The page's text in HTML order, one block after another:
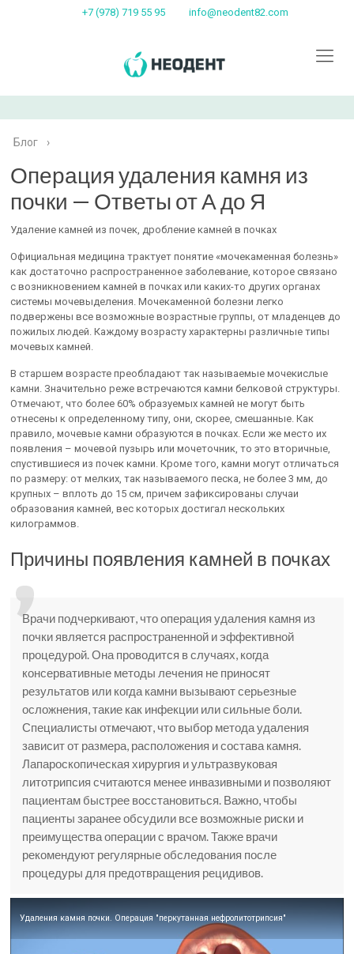
+7 (978) 719 55 95 info@neodent82.com
Блог ›
Операция удаления камня из
почки — Ответы от А до Я
Удаление камней из почек, дробление камней в почках
Официальная медицина трактует понятие «мочекаменная болезнь»
как достаточно распространенное заболевание, которое связано
с возникновением камней в почках или каких-то других органах
системы мочевыделения. Мочекаменной болезни легко
подвержены все возможные возрастные группы, от младенцев до
пожилых людей. Каждому возрасту характерны различные типы
мочевых камней.
В старшем возрасте преобладают так называемые мочекислые
камни. Значительно реже встречаются камни белковой структуры.
Отмечают, что более 60% образуемых камней не могут быть
отнесены к определенному типу, они, скорее, смешанные. Как
правило, мочевые камни образуются в почках. Если же место их
появления – мочевой пузырь или мочеточник, то это вторичные,
спустившиеся из почек камни. Кроме того, камни могут отличаться
по размеру: от мелких, так называемого песка, не более 3 мм, до
крупных – вплоть до 15 см, причем зафиксированы случаи
образования камней, вес которых достигал нескольких
килограммов.
Причины появления камней в почках
Врачи подчеркивают, что операция удаления камня из
почки является распространенной и эффективной
процедурой. Она проводится в случаях, когда
консервативные методы лечения не приносят
результатов или когда камни вызывают серьезные
осложнения, такие как инфекции или сильные боли.
Специалисты отмечают, что выбор метода удаления
зависит от размера, расположения и состава камня.
Лапароскопическая хирургия и ультразвуковая
литотрипсия считаются менее инвазивными и позволяют
пациентам быстрее восстановиться. Важно, чтобы
пациенты заранее обсудили все возможные риски и
преимущества операции с врачом. Также врачи
рекомендуют регулярные обследования после
процедуры для предотвращения рецидивов.
Удаления камня почки. Операция "перкутанная нефролитотрипсия"